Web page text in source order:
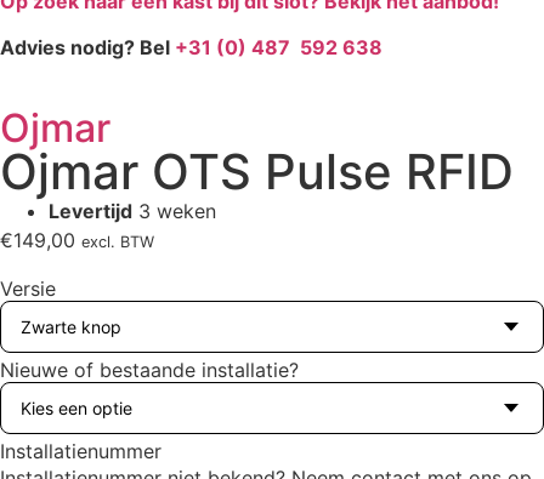
Advies nodig? Bel +31 (0) 487 592 638
Ojmar
Ojmar OTS Pulse RFID
Levertijd 3 weken
€149,00 excl. BTW
Versie
Nieuwe of bestaande installatie?
Installatienummer